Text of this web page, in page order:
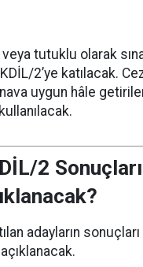
tutuklu olarak
2’ye katılacak.
uygun hâle
2
adayların sonuçları
açıklanacak.